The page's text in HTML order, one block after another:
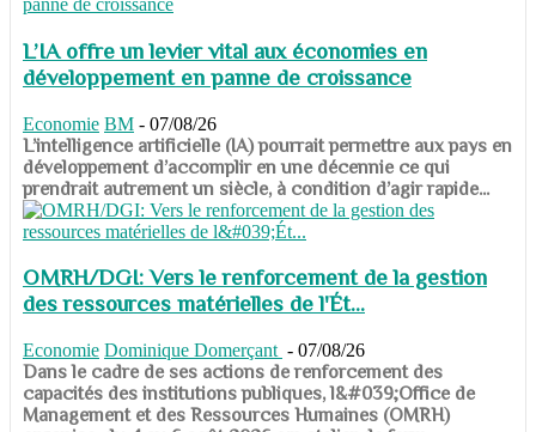
L’IA offre un levier vital aux économies en
développement en panne de croissance
Economie BM - 07/08/26
​​​​​​​L’intelligence artificielle (IA) pourrait permettre aux pays en
développement d’accomplir en une décennie ce qui
prendrait autrement un siècle, à condition d’agir rapide...
OMRH/DGI: Vers le renforcement de la gestion
des ressources matérielles de l'Ét...
Economie Dominique Domerçant - 07/08/26
Dans le cadre de ses actions de renforcement des
capacités des institutions publiques, l&#039;Office de
Management et des Ressources Humaines (OMRH)